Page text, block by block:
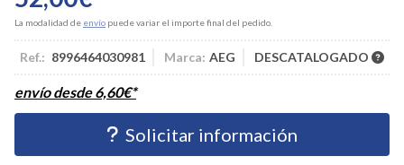
La modalidad de envío puede variar el importe final del pedido.
Ref.: 8996464030981 Marca: AEG DESCATALOGADO
envío desde6,60€*
Solicitar información